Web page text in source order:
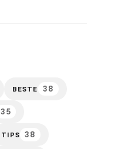
BESTE 38
35
TIPS 38